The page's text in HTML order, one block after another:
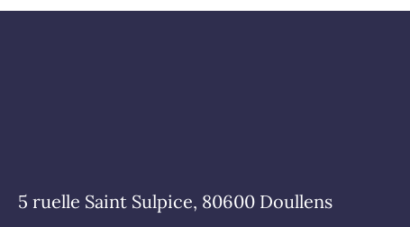
5 ruelle Saint Sulpice, 80600 Doullens